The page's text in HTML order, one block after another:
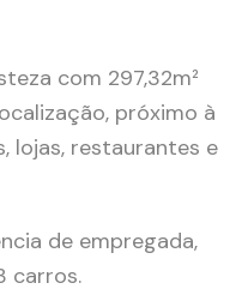
com 297,32m²
próximo à
lojas, restaurantes e
de empregada,
carros.